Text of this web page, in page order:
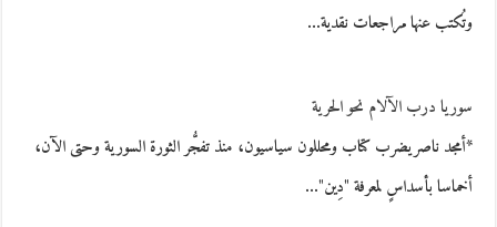
وتُكتب عنها مراجعات نقدية…
سوريا درب الآلام نحو الحرية
*أمجد ناصريضرب كتاب ومحللون سياسيون، منذ تفجُّر الثورة السورية وحتى الآن،
أخماسا بأسداسٍ لمعرفة "دِين"…